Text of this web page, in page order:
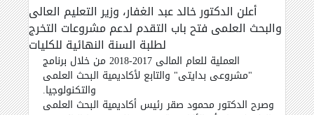
أعلن الدكتور خالد عبد الغفار، وزير التعليم العالى
والبحث العلمى فتح باب التقدم لدعم مشروعات التخرج
لطلبة السنة النهائية للكليات
العملية للعام المالى 2017-2018 من خلال برنامج
"مشروعى بدايتى" والتابع لأكاديمية البحث العلمى
والتكنولوجيا.
وصرح الدكتور محمود صقر رئيس أكاديمية البحث العلمى